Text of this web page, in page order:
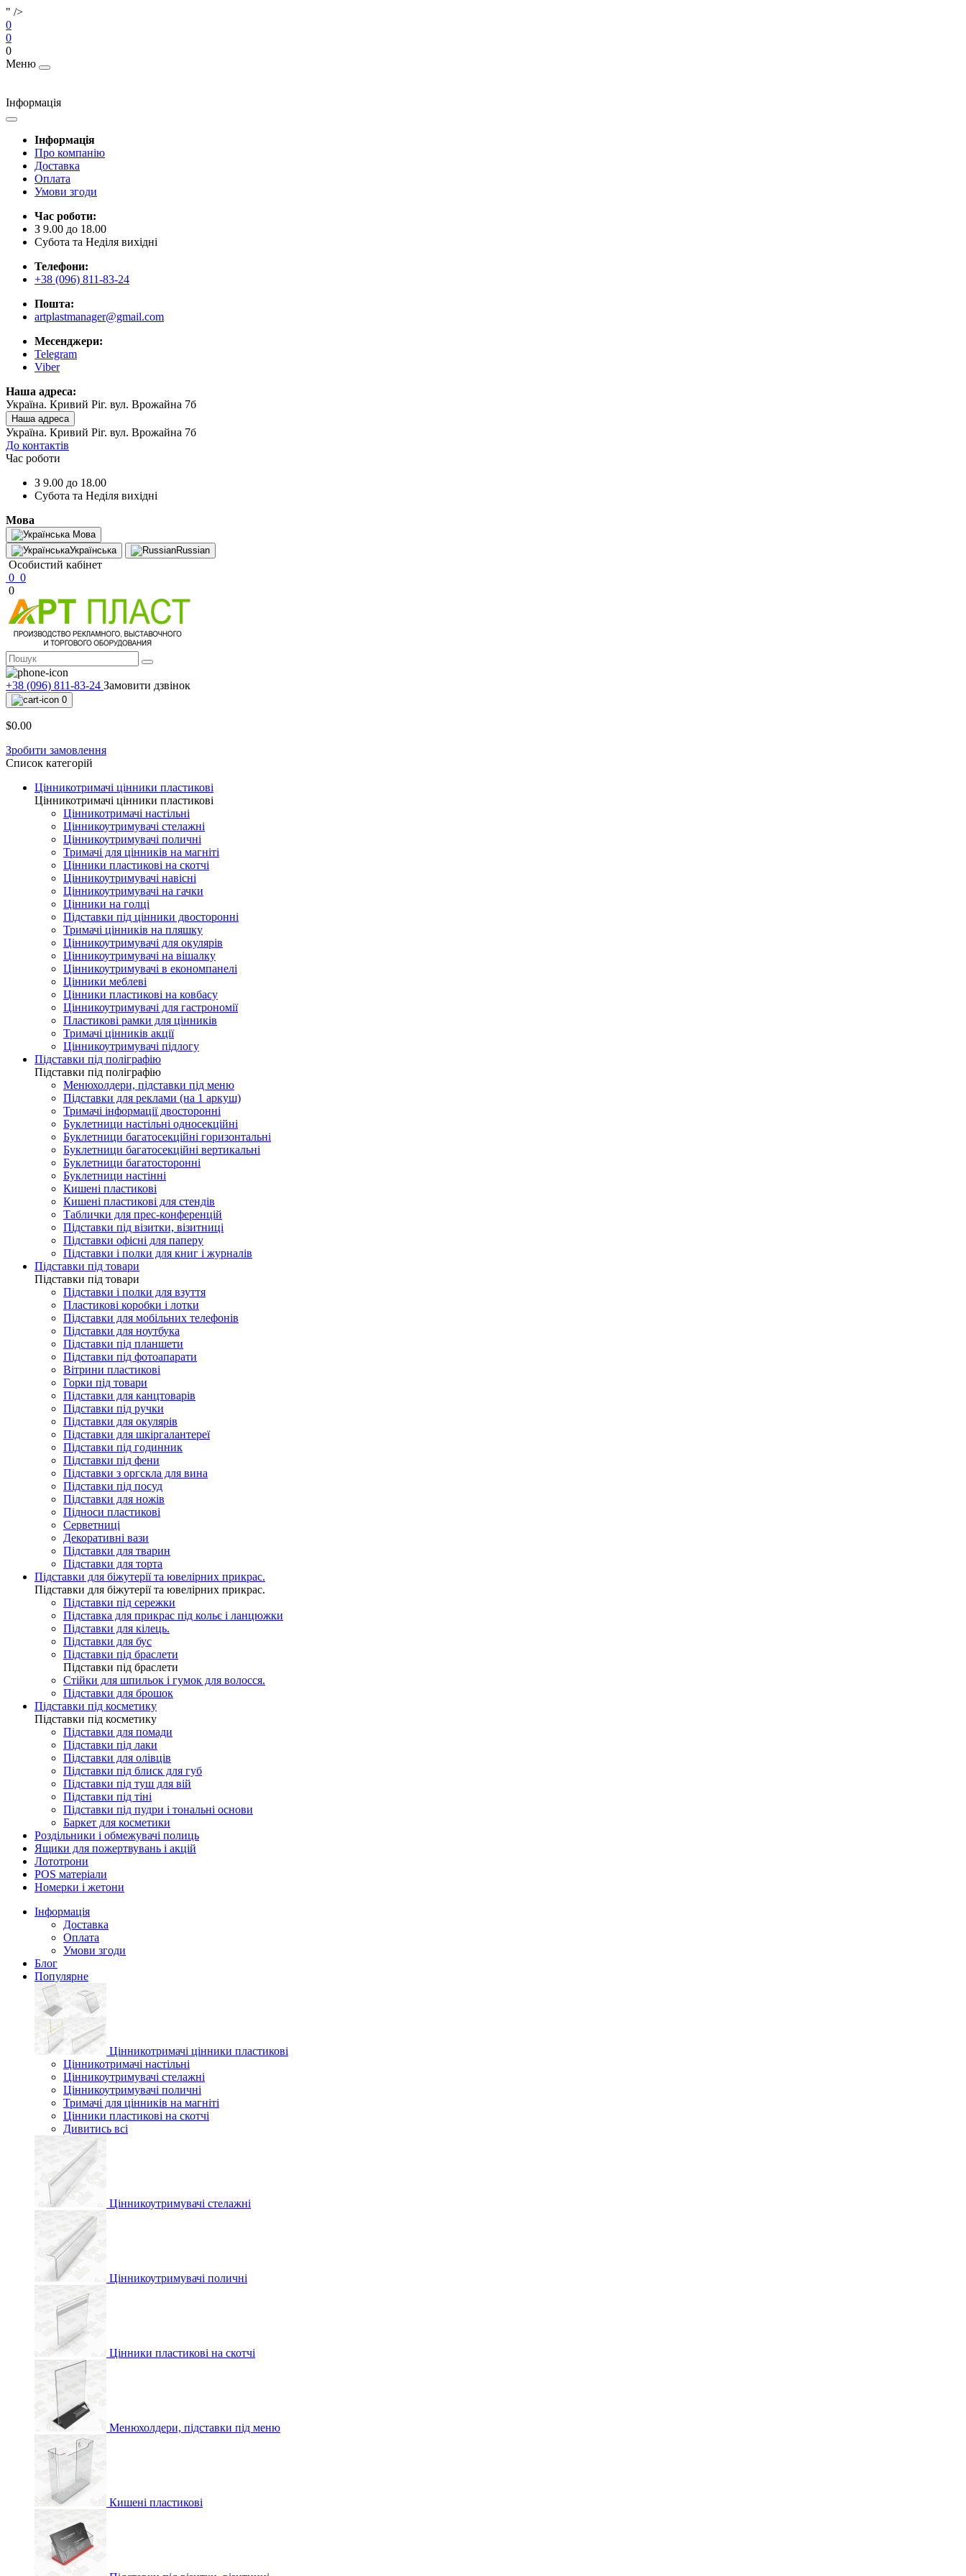
" />
0
0
0
Меню
Інформація
Інформація
Про компанію
Доставка
Оплата
Умови згоди
Час роботи:
З 9.00 до 18.00
Субота та Неділя вихідні
Телефони:
+38 (096) 811-83-24
Пошта:
artplastmanager@gmail.com
Месенджери:
Telegram
Viber
Наша адреса:
Україна. Кривий Ріг. вул. Врожайна 7б
Наша адреса
Україна. Кривий Ріг. вул. Врожайна 7б
До контактів
Час роботи
З 9.00 до 18.00
Субота та Неділя вихідні
Мова
Мова
Українська
Russian
Особистий кабінет
0 0
0
+38 (096) 811-83-24 Замовити дзвінок
0
$0.00
Зробити замовлення
Список категорій
Цінникотримачі цінники пластикові
Цінникотримачі цінники пластикові
Цінникотримачі настільні
Цінникоутримувачі стелажні
Цінникоутримувачі поличні
Тримачі для цінників на магніті
Цінники пластикові на скотчі
Цінникоутримувачі навісні
Цінникоутримувачі на гачки
Цінники на голці
Підставки під цінники двосторонні
Тримачі цінників на пляшку
Цінникоутримувачі для окулярів
Цінникоутримувачі на вішалку
Цінникоутримувачі в економпанелі
Цінники меблеві
Цінники пластикові на ковбасу
Цінникоутримувачі для гастрономії
Пластикові рамки для цінників
Тримачі цінників акції
Цінникоутримувачі підлогу
Підставки під поліграфію
Підставки під поліграфію
Менюхолдери, підставки під меню
Підставки для реклами (на 1 аркуш)
Тримачі інформації двосторонні
Буклетници настільні односекційні
Буклетници багатосекційні горизонтальні
Буклетници багатосекційні вертикальні
Буклетници багатосторонні
Буклетници настінні
Кишені пластикові
Кишені пластикові для стендів
Таблички для прес-конференцій
Підставки під візитки, візитниці
Підставки офісні для паперу
Підставки і полки для книг і журналів
Підставки під товари
Підставки під товари
Підставки і полки для взуття
Пластикові коробки і лотки
Підставки для мобільних телефонів
Підставки для ноутбука
Підставки під планшети
Підставки під фотоапарати
Вітрини пластикові
Горки під товари
Підставки для канцтоварів
Підставки під ручки
Підставки для окулярів
Підставки для шкіргалантереї
Підставки під годинник
Підставки під фени
Підставки з оргскла для вина
Підставки під посуд
Підставки для ножів
Підноси пластикові
Серветниці
Декоративні вази
Підставки для тварин
Підставки для торта
Підставки для біжутерії та ювелірниx прикрас.
Підставки для біжутерії та ювелірниx прикрас.
Підставки під сережки
Підставка для прикрас під кольє і ланцюжки
Підставки для кілець.
Підставки для бус
Підставки під браслети
Підставки під браслети
Стійки для шпильок і гумок для волосся.
Підставки для брошок
Підставки під косметику
Підставки під косметику
Підставки для помади
Підставки під лаки
Підставки для олівців
Підставки під блиск для губ
Підставки під туш для вій
Підставки під тіні
Підставки під пудри і тональні основи
Баркет для косметики
Роздільники і обмежувачі полиць
Ящики для пожертвувань і акцій
Лототрони
POS матеріали
Номерки і жетони
Інформація
Доставка
Оплата
Умови згоди
Блог
Популярне
Цінникотримачі цінники пластикові
Цінникотримачі настільні
Цінникоутримувачі стелажні
Цінникоутримувачі поличні
Тримачі для цінників на магніті
Цінники пластикові на скотчі
Дивитись всі
Цінникоутримувачі стелажні
Цінникоутримувачі поличні
Цінники пластикові на скотчі
Менюхолдери, підставки під меню
Кишені пластикові